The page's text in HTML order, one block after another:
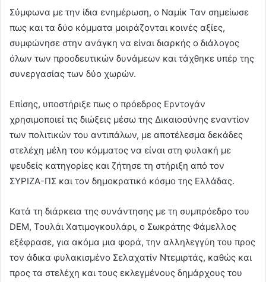
Σύμφωνα με την ίδια ενημέρωση, ο Ναμίκ Ταν σημείωσε
πως και τα δύο κόμματα μοιράζονται κοινές αξίες,
συμφώνησε στην ανάγκη να είναι διαρκής ο διάλογος
όλων των προοδευτικών δυνάμεων και τάχθηκε υπέρ της
συνεργασίας των δύο χωρών.
Επίσης, υποστήριξε πως ο πρόεδρος Ερντογάν
χρησιμοποιεί τις διώξεις μέσω της Δικαιοσύνης εναντίον
των πολιτικών του αντιπάλων, με αποτέλεσμα δεκάδες
στελέχη μέλη του κόμματος να είναι στη φυλακή με
ψευδείς κατηγορίες και ζήτησε τη στήριξη από τον
ΣΥΡΙΖΑ-ΠΣ και τον δημοκρατικό κόσμο της Ελλάδας.
Κατά τη διάρκεια της συνάντησης με τη συμπρόεδρο του
DEM, Τουλάι Χατιμογκουλάρι, ο Σωκράτης Φάμελλος
εξέφρασε, για ακόμα μια φορά, την αλληλεγγύη του προς
τον άδικα φυλακισμένο Σελαχατίν Ντεμιρτάς, καθώς και
προς τα στελέχη και τους εκλεγμένους δημάρχους του